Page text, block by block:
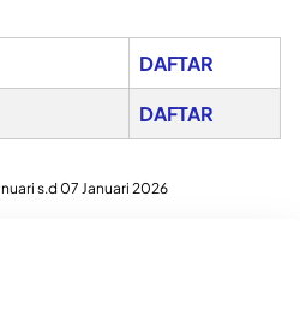
DAFTAR
DAFTAR
s.d 07 Januari 2026